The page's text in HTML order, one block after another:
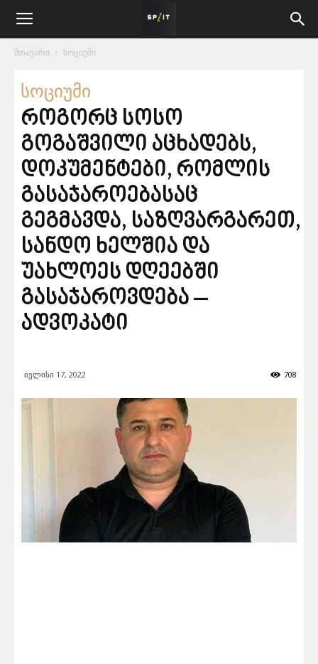
მთავარი სოციუმი
სოციუმი
როგორც სოსო
გოგაშვილი აცხადებს,
დოკუმენტები, რომლის
გასაჯაროებასაც
გეგმავდა, საზღვარგარეთ,
სანდო ხელშია და
უახლოეს დღეებში
გასაჯაროვდება –
ადვოკატი
ივლისი 17, 2022 708